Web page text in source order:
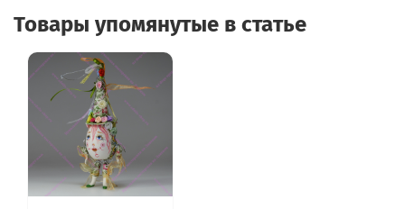
Товары упомянутые в статье